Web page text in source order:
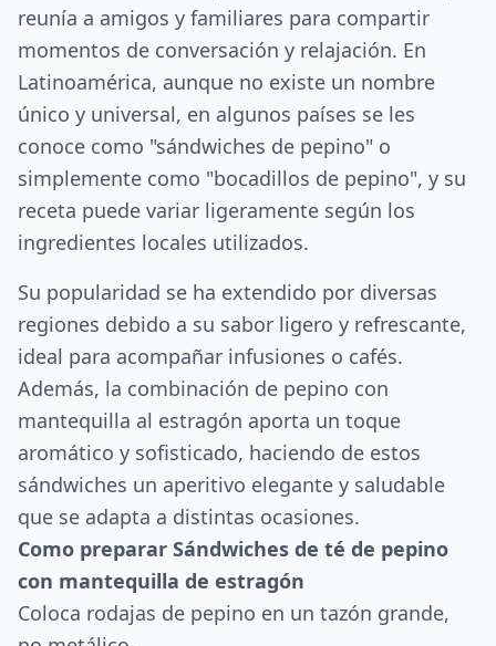
reunía a amigos y familiares para compartir
momentos de conversación y relajación. En
Latinoamérica, aunque no existe un nombre
único y universal, en algunos países se les
conoce como "sándwiches de pepino" o
simplemente como "bocadillos de pepino", y su
receta puede variar ligeramente según los
ingredientes locales utilizados.
Su popularidad se ha extendido por diversas
regiones debido a su sabor ligero y refrescante,
ideal para acompañar infusiones o cafés.
Además, la combinación de pepino con
mantequilla al estragón aporta un toque
aromático y sofisticado, haciendo de estos
sándwiches un aperitivo elegante y saludable
que se adapta a distintas ocasiones.
Como preparar Sándwiches de té de pepino
con mantequilla de estragón
Coloca rodajas de pepino en un tazón grande,